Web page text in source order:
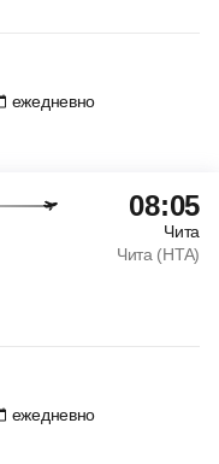
ежедневно
08:05
Чита
Чита (HTA)
ежедневно